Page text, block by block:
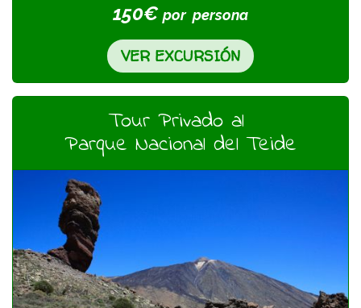
150€ por persona
VER EXCURSIÓN
Tour Privado al
Parque Nacional del Teide